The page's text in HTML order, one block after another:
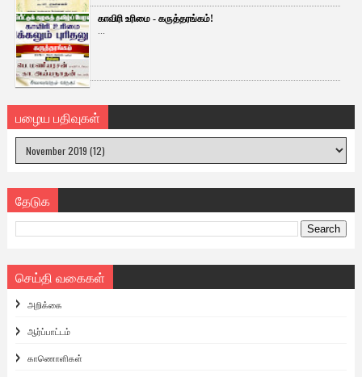
காவிரி உரிமை - கருத்தரங்கம்!
...
பழைய பதிவுகள்
தேடுக
செய்தி வகைகள்
அறிக்கை
ஆர்ப்பாட்டம்
காணொளிகள்